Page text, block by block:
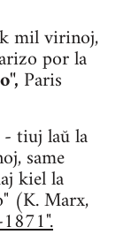
mil virinoj,
por la
Paris
tiuj laŭ la
same
kiel la
(K. Marx,